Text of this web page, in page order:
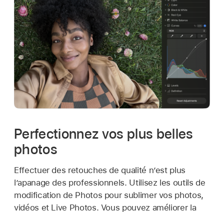
Perfectionnez vos plus belles
photos
Effectuer des retouches de qualité n’est plus
l’apanage des professionnels. Utilisez les outils de
modification de Photos pour sublimer vos photos,
vidéos et Live Photos. Vous pouvez améliorer la